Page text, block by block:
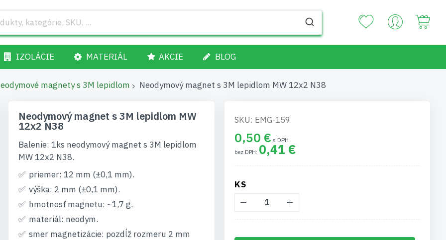
IZOLÁCIE MATERIÁL AKCIE BLOG
magnety s 3M lepidlom Neodymový magnet s 3M lepidlom MW 12x2 N38
Neodymový magnet s 3M lepidlom MW
12x2 N38
Balenie: 1ks neodymový magnet s 3M lepidlom
MW 12x2 N38.
priemer: 12 mm (±0,1 mm).
výška: 2 mm (±0,1 mm).
hmotnosť magnetu: ~1,7 g.
materiál: neodym.
smer magnetizácie: pozdĺž rozmeru 2 mm
SKU: EMG-159
0,50 €
0,41 €
KS